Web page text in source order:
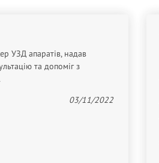
УЗД апаратів, надав
та допоміг з
03/11/2022